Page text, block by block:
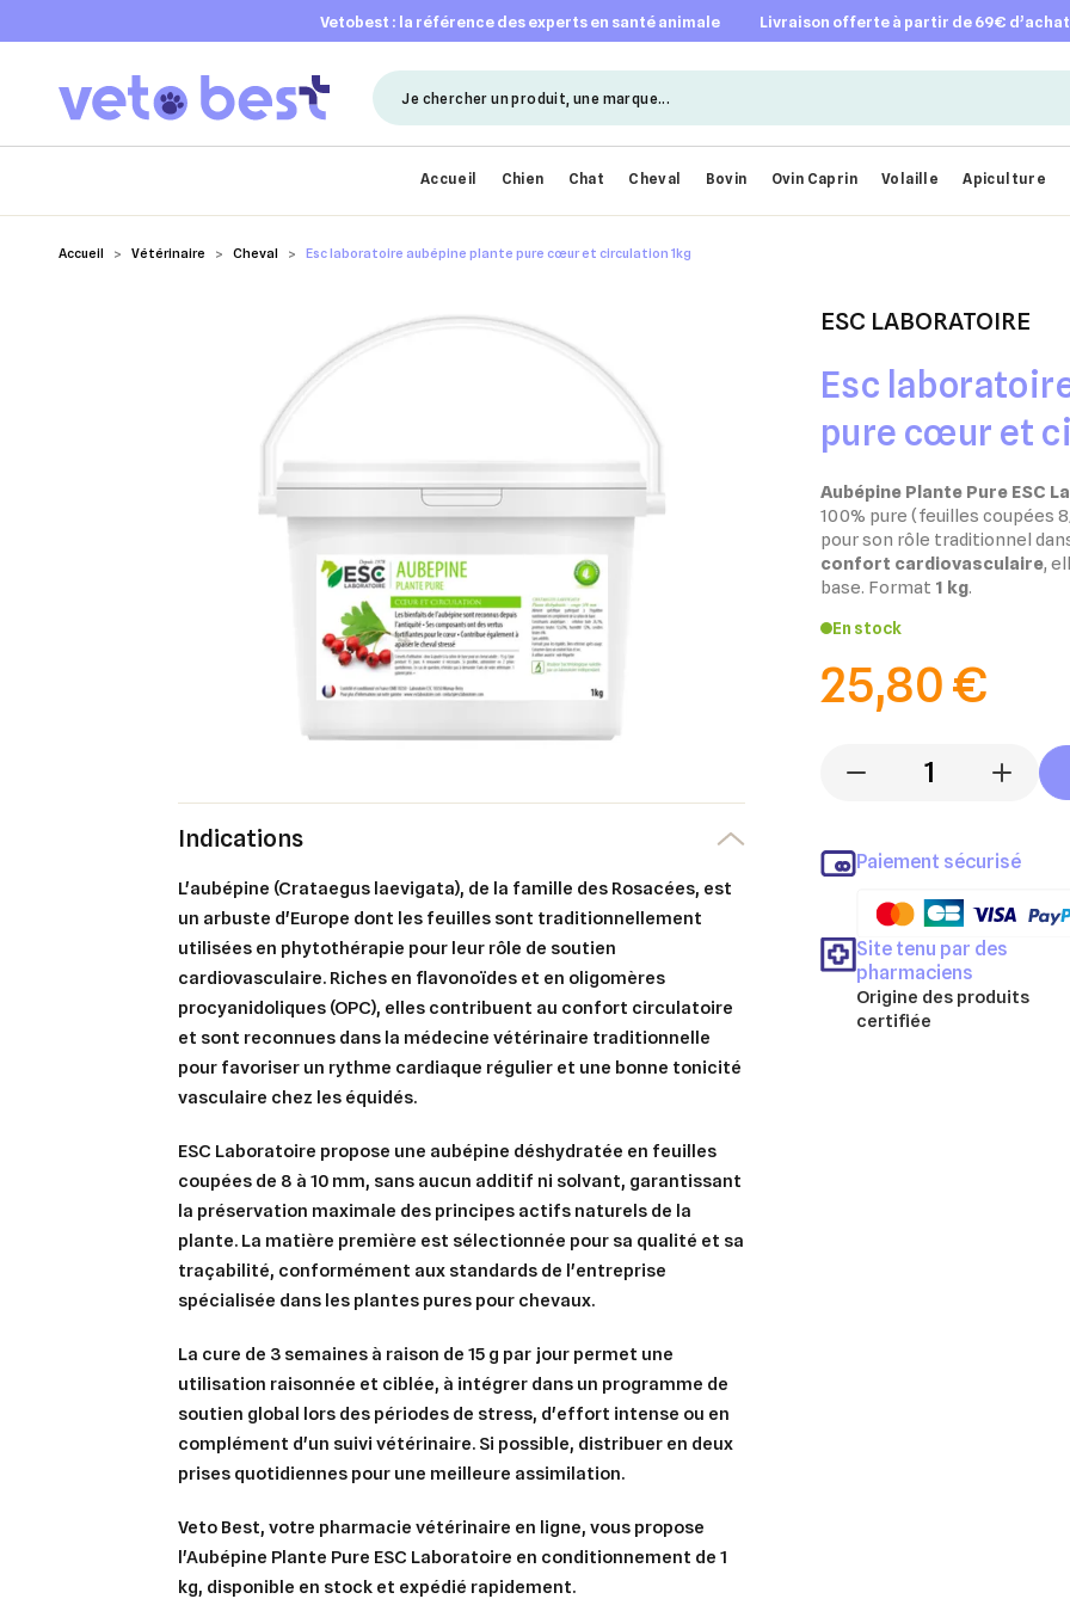
vetobest : la référence des experts en santé animale livraison offerte à partir de 69€
Accueil Chien Chat Cheval Bovin Ovin Caprin Volaille Apiculture
Accueil Vétérinaire Cheval Esc laboratoire aubépine plante pure cœur et circulation 1kg
ESC LABORATOIRE
Esc
pure cœur et
Aubépine Plante Pure ESC
100% pure (feuilles coupées
pour son rôle traditionnel
confort cardiovasculaire,
base. Format 1 kg.
En stock
25,80 €
- +
Paiement sécurisé
Site tenu par des
pharmaciens
Origine des produits
certifiée
Indications
L'aubépine (Crataegus laevigata), de la famille des Rosacées, est
un arbuste d'Europe dont les feuilles sont traditionnellement
utilisées en phytothérapie pour leur rôle de soutien
cardiovasculaire. Riches en flavonoïdes et en oligomères
procyanidoliques (OPC), elles contribuent au confort circulatoire
et sont reconnues dans la médecine vétérinaire traditionnelle
pour favoriser un rythme cardiaque régulier et une bonne tonicité
vasculaire chez les équidés.
ESC Laboratoire propose une aubépine déshydratée en feuilles
coupées de 8 à 10 mm, sans aucun additif ni solvant, garantissant
la préservation maximale des principes actifs naturels de la
plante. La matière première est sélectionnée pour sa qualité et sa
traçabilité, conformément aux standards de l'entreprise
spécialisée dans les plantes pures pour chevaux.
La cure de 3 semaines à raison de 15 g par jour permet une
utilisation raisonnée et ciblée, à intégrer dans un programme de
soutien global lors des périodes de stress, d'effort intense ou en
complément d'un suivi vétérinaire. Si possible, distribuer en deux
prises quotidiennes pour une meilleure assimilation.
Veto Best, votre pharmacie vétérinaire en ligne, vous propose
l'Aubépine Plante Pure ESC Laboratoire en conditionnement de 1
kg, disponible en stock et expédié rapidement.
Créer une liste d'envies
Connexion